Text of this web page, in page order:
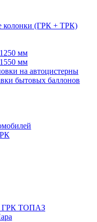
колонки (ГРК + ТРК)
мм
мм
на автоцистерны
бытовых баллонов
ГРК ТОПАЗ